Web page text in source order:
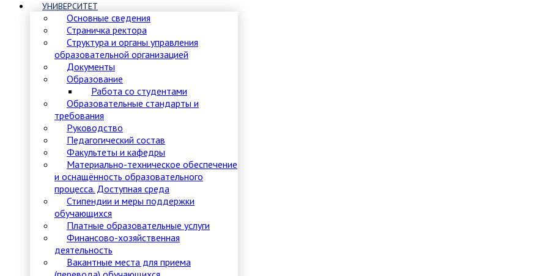
УНИВЕРСИТЕТ
Основные сведения
Страничка ректора
Структура и органы управления
образовательной организацией
Документы
Образование
Работа со студентами
Образовательные стандарты и
требования
Руководство
Педагогический состав
Факультеты и кафедры
Материально-техническое обеспечение
и оснащённость образовательного
процесса. Доступная среда
Стипендии и меры поддержки
обучающихся
Платные образовательные услуги
Финансово-хозяйственная
деятельность
Вакантные места для приема